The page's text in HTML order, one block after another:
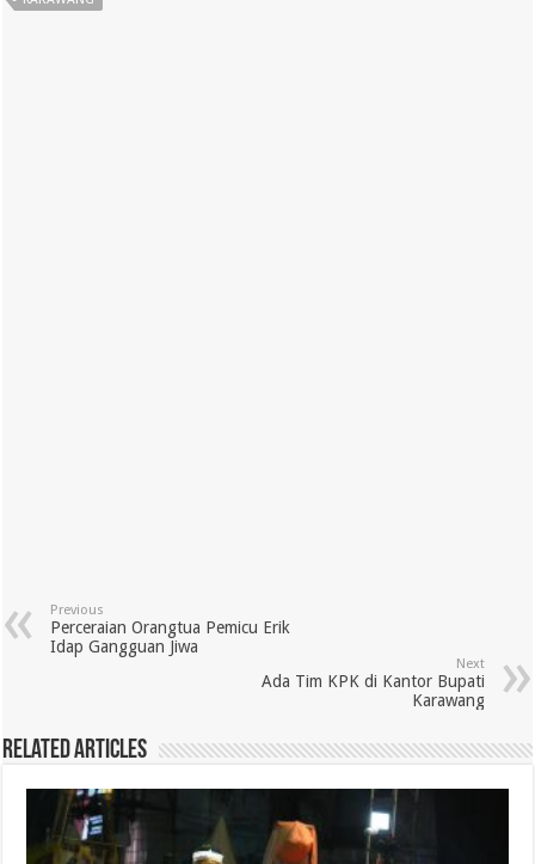
Previous
Perceraian Orangtua Pemicu Erik
Idap Gangguan Jiwa
Next
Ada Tim KPK di Kantor Bupati
Karawang
Related Articles